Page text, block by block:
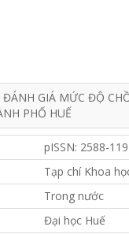
GIÁ MỨC ĐỘ
PHỐ HUẾ
pISSN: 2588-
Tạp chí Khoa
Trong nước
Đại học Huế